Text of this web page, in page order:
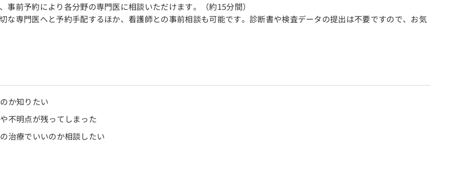
事前予約により各分野の専門医に相談いただけます。（約15分間）
な専門医へと予約手配するほか、看護師との事前相談も可能です。診断書や検査データの提出は不要ですので、お気
か知りたい
不明点が残ってしまった
治療でいいのか相談したい